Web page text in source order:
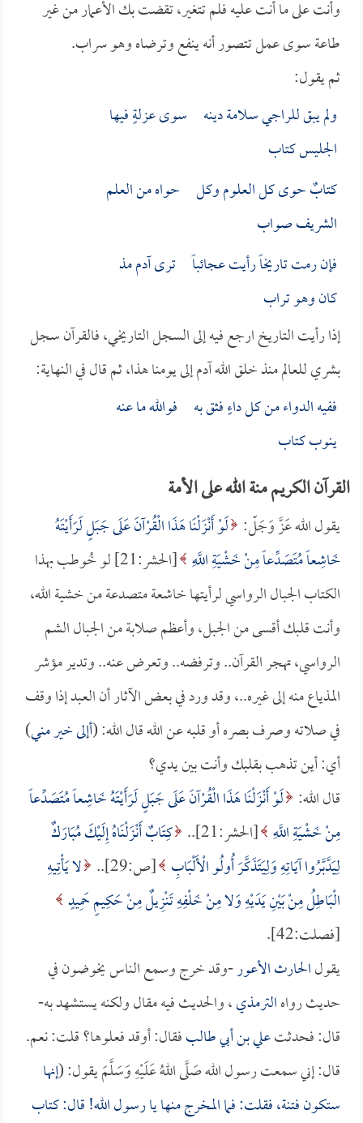
وأنت على ما أنت عليه فلم تتغير، تقضت بك الأعمار من غير
طاعة سوى عمل تتصور أنه ينفع وترضاه وهو سراب.
ثم يقول:
ولم يبق للراجي سـلامة دينه سوى عزلةٍ فيها
الجليس كتاب
كتابٌ حوى كل العلوم وكل حواه من العلم
الشريف صواب
فإن رمت تاريخاً رأيت عجائباً ترى آدم مذ
كان وهو تراب
إذا رأيت التاريخ ارجع فيه إلى السجل التاريخي، فالقرآن سجل
بشري للعالم منذ خلق الله آدم إلى يومنا هذا، ثم قال في النهاية:
ففيه الدواء من كل داءٍ فثق به فوالله ما عنه
ينوب كتاب
القرآن الكريم منة الله على الأمة
يقول الله عَزَّ وَجَلّ: لَوْ أَنْزَلْنَا هَذَا الْقُرْآنَ عَلَى جَبَلٍ لَرَأَيْتَهُ
خَاشِعاً مُتَصَدِّعاً مِنْ خَشْيَةِ اللَّهِ
[الحشر:21] لو خُوطب بهذا
الكتاب الجبال الرواسي لرأيتها خاشعة متصدعة من خشية الله،
وأنت قلبك أقسى من الجبل، وأعظم صلابة من الجبال الشم
الرواسي، تهجر القرآن.. وترفضه.. وتعرض عنه.. وتدير مؤشر
المذياع منه إلى غيره..، وقد ورد في بعض الآثار أن العبد إذا وقف
في صلاته وصرف بصره أو قلبه عن الله قال الله: (أإلى خير مني)
أي: أين تذهب بقلبك وأنت بين يدي؟
قال الله: لَوْ أَنْزَلْنَا هَذَا الْقُرْآنَ عَلَى جَبَلٍ لَرَأَيْتَهُ خَاشِعاً مُتَصَدِّعاً
مِنْ خَشْيَةِ اللَّهِ [الحشر:21]..
كِتَابٌ أَنْزَلْنَاهُ إِلَيْكَ مُبَارَكٌ
لِيَدَّبَّرُوا آيَاتِهِ وَلِيَتَذَكَّرَ أُولُو الْأَلْبَابِ [ص:29]..
لا يَأْتِيهِ
الْبَاطِلُ مِنْ بَيْنِ يَدَيْهِ وَلا مِنْ خَلْفِهِ تَنْزِيلٌ مِنْ حَكِيمٍ حَمِيدٍ
[فصلت:42].
يقولالحارث الأعور-وقد خرج وسمع الناس يخوضون في
حديث رواهالترمذي، والحديث فيه مقال ولكنه يستشهد به-
قال: فحدثتعلي بن أبي طالبفقال: أوقد فعلوها؟ قلت: نعم.
قال: إني سمعت رسول الله صَلَّى اللهُ عَلَيْهِ وَسَلَّمَ يقول: (إنها
ستكون فتنة، فقلت: فما المخرج منها يا رسول الله! قال: كتاب